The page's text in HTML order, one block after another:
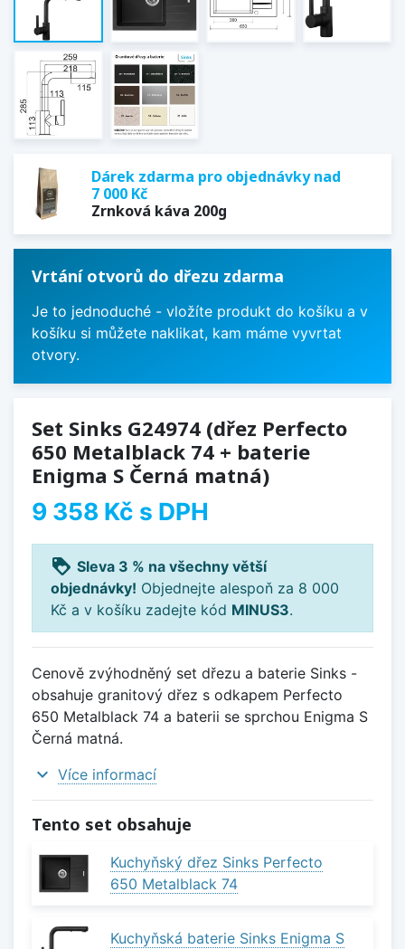
Dárek zdarma pro objednávky nad
7 000 Kč
Zrnková káva 200g
Vrtání otvorů do dřezu zdarma
Je to jednoduché - vložíte produkt do košíku a v
košíku si můžete naklikat, kam máme vyvrtat
otvory.
Set Sinks G24974 (dřez Perfecto
650 Metalblack 74 + baterie
Enigma S Černá matná)
9 358 Kč s DPH
loyalty Sleva 3 % na všechny větší
objednávky! Objednejte alespoň za 8 000
Kč a v košíku zadejte kód MINUS3.
Cenově zvýhodněný set dřezu a baterie Sinks -
obsahuje granitový dřez s odkapem Perfecto
650 Metalblack 74 a baterii se sprchou Enigma S
Černá matná.
expand_more Více informací
Tento set obsahuje
Kuchyňský dřez Sinks Perfecto
650 Metalblack 74
Kuchyňská baterie Sinks Enigma S